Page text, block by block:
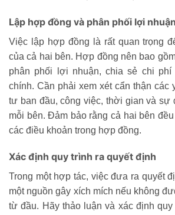
Lập hợp đồng và phân phối lợi nhuận
Việc lập hợp đồng là rất quan trọng
của cả hai bên. Hợp đồng nên bao
phân phối lợi nhuận, chia sẻ chi phí
chính. Cần phải xem xét cẩn thận các
tư ban đầu, công việc, thời gian và sự
mỗi bên. Đảm bảo rằng cả hai bên
các điều khoản trong hợp đồng.
Xác định quy trình ra quyết định
Trong một hợp tác, việc đưa ra quyết
một nguồn gây xích mích nếu không
từ đầu. Hãy thảo luận và xác định quy